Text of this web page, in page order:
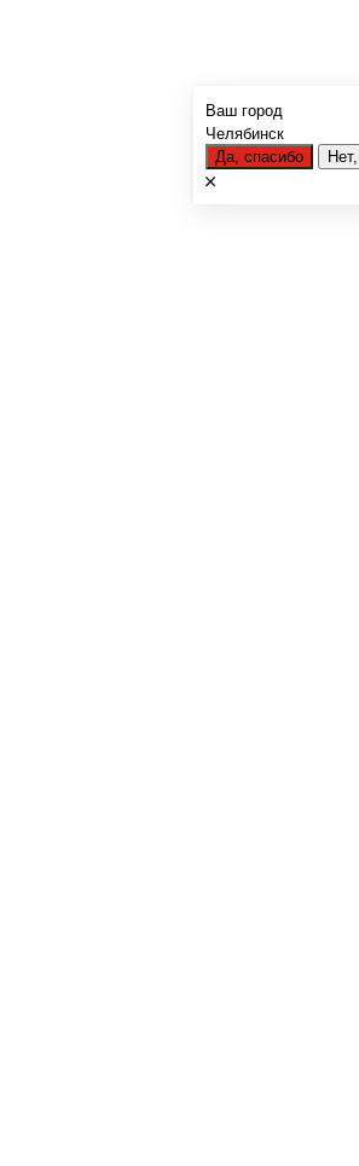
Ваш город
Челябинск
Да, спасибо